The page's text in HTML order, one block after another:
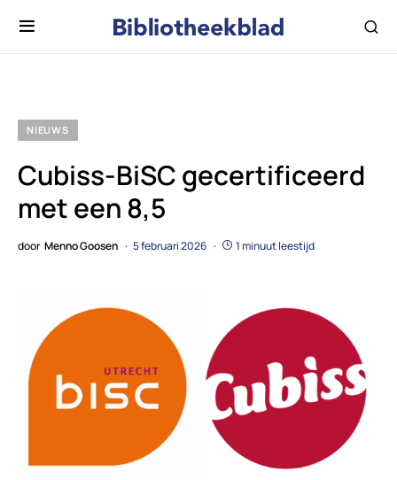
NIEUWS
Cubiss-BiSC gecertificeerd
met een 8,5
door Menno Goosen 5 februari 2026 1 minuut leestijd